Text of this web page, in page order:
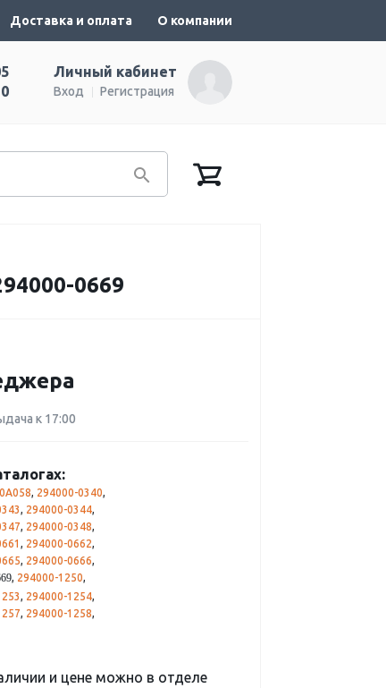
Доставка и оплата О компании
Личный кабинет
Вход Регистрация
0669
к 17:00
, 294000-0340,
, 294000-0344,
, 294000-0348,
, 294000-0662,
, 294000-0666,
, 294000-1250,
, 294000-1254,
, 294000-1258,
и цене можно в отделе